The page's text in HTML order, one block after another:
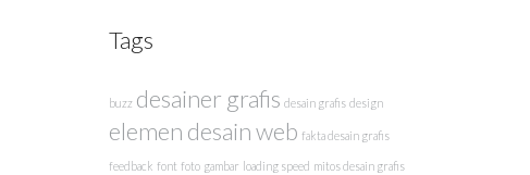
Tags
buzz desainer grafis desain grafis design
elemen desain web fakta desain grafis
feedback font foto gambar loading speed mitos desain grafis